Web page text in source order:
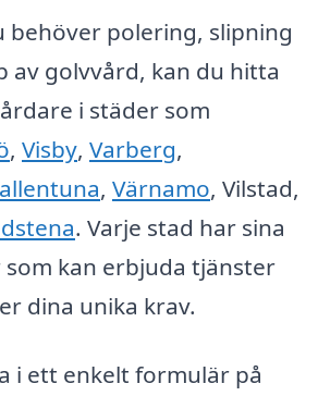
behöver polering, slipning
av golvvård, kan du hitta
i städer som
, Visby, Varberg,
, Värnamo, Vilstad,
. Varje stad har sina
kan erbjuda tjänster
dina unika krav.
i ett enkelt formulär på